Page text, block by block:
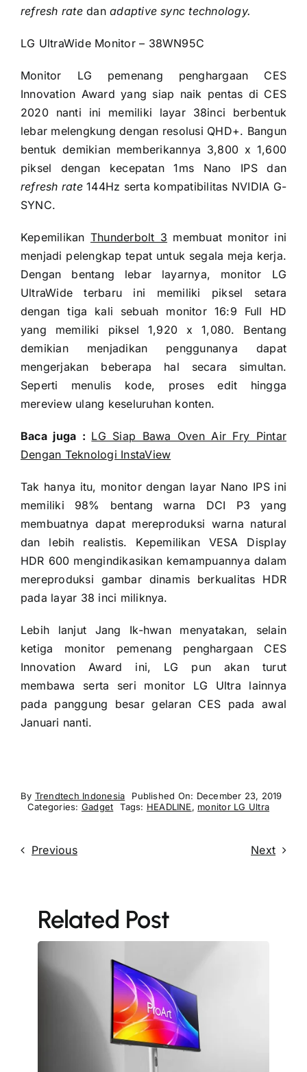
refresh ratedanadaptive sync technology.
LG UltraWide Monitor – 38WN95C
Monitor LG pemenang penghargaan CES
Innovation Award yang siap naik pentas di CES
2020 nanti ini memiliki layar 38inci berbentuk
lebar melengkung dengan resolusi QHD+. Bangun
bentuk demikian memberikannya 3,800 x 1,600
piksel dengan kecepatan 1ms Nano IPS dan
refresh rate144Hz serta kompatibilitas NVIDIA G-
SYNC.
Kepemilikan Thunderbolt 3 membuat monitor ini
menjadi pelengkap tepat untuk segala meja kerja.
Dengan bentang lebar layarnya, monitor LG
UltraWide terbaru ini memiliki piksel setara
dengan tiga kali sebuah monitor 16:9 Full HD
yang memiliki piksel 1,920 x 1,080. Bentang
demikian menjadikan penggunanya dapat
mengerjakan beberapa hal secara simultan.
Seperti menulis kode, proses edit hingga
mereview ulang keseluruhan konten.
Baca juga : LG Siap Bawa Oven Air Fry Pintar
Dengan Teknologi InstaView
Tak hanya itu, monitor dengan layar Nano IPS ini
memiliki 98% bentang warna DCI P3 yang
membuatnya dapat mereproduksi warna natural
dan lebih realistis. Kepemilikan VESA Display
HDR 600 mengindikasikan kemampuannya dalam
mereproduksi gambar dinamis berkualitas HDR
pada layar 38 inci miliknya.
Lebih lanjut Jang Ik-hwan menyatakan, selain
ketiga monitor pemenang penghargaan CES
Innovation Award ini, LG pun akan turut
membawa serta seri monitor LG Ultra lainnya
pada panggung besar gelaran CES pada awal
Januari nanti.
By Trendtech Indonesia
Published On: December 23, 2019
Categories: Gadget Tags: HEADLINE, monitor LG Ultra
Previous Next
Related Post